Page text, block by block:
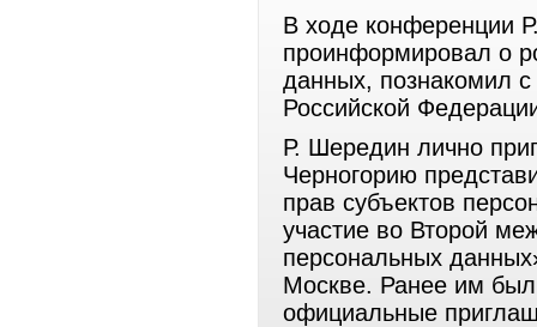
В ходе конференции
проинформировал о
данных, познакомил
Российской
Р. Шередин лично
Черногорию
прав субъектов
участие во Второй
персональных
Москве. Ранее им
официальные